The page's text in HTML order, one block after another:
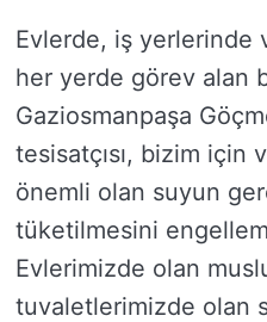
Evlerde, iş yerlerinde
her yerde görev alan
Gaziosmanpaşa
tesisatçısı, bizim için
önemli olan suyun
tüketilmesini
Evlerimizde olan
tuvaletlerimizde olan